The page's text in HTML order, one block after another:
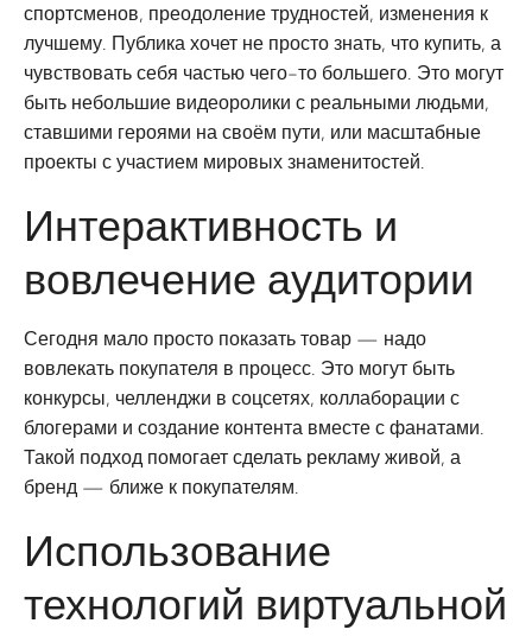
спортсменов, преодоление трудностей, изменения к
лучшему. Публика хочет не просто знать, что купить, а
чувствовать себя частью чего-то большего. Это могут
быть небольшие видеоролики с реальными людьми,
ставшими героями на своём пути, или масштабные
проекты с участием мировых знаменитостей.
Интерактивность и
вовлечение аудитории
Сегодня мало просто показать товар — надо
вовлекать покупателя в процесс. Это могут быть
конкурсы, челленджи в соцсетях, коллаборации с
блогерами и создание контента вместе с фанатами.
Такой подход помогает сделать рекламу живой, а
бренд — ближе к покупателям.
Использование
технологий виртуальной